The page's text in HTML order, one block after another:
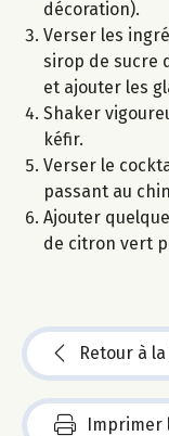
décoration).
Verser les
sirop de sucre
et ajouter les
Shaker
kéfir.
Verser le
passant au
Ajouter
de citron vert
Retour à
Imprimer